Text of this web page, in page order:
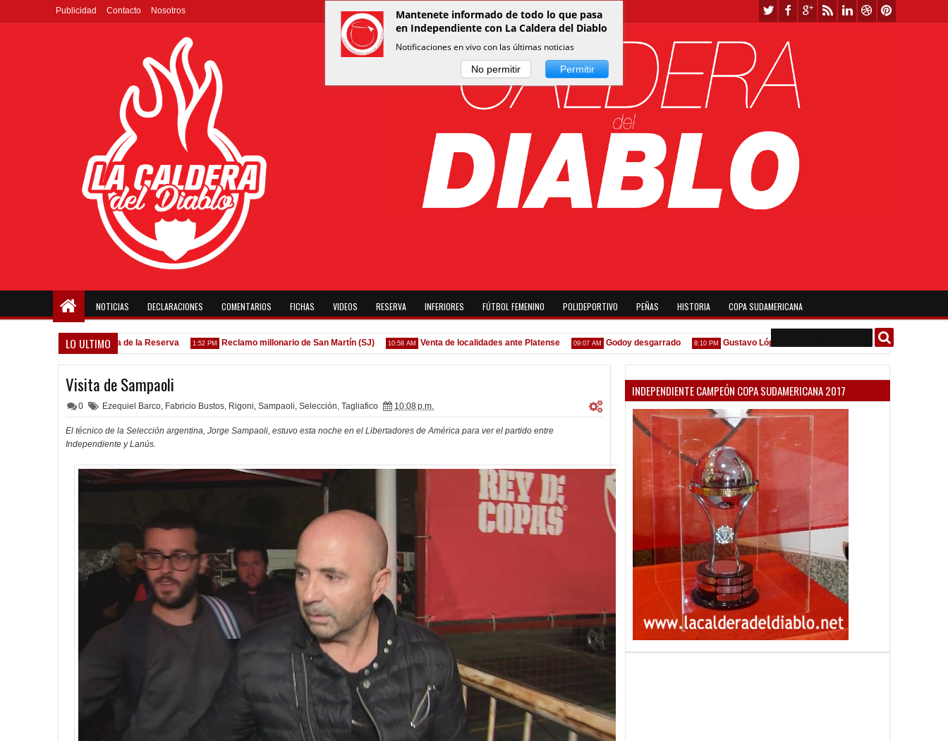
Publicidad Contacto Nosotros
NOTICIAS DECLARACIONES COMENTARIOS FICHAS VIDEOS RESERVA INFERIORES FÚTBOL FEMENINO POLIDEPORTIVO PEÑAS HISTORIA COPA SUDAMERICANA
LO ULTIMO
Goleada histórica de la Reserva 1:52 PM Reclamo millonario de San Martín (SJ) 10:58 AM Venta de localidades ante Platense 09:07 AM Godoy desgarrado 8:10 PM Gustavo López: "La diferencia entre Vélez e Independiente
Visita de Sampaoli
0 Ezequiel Barco, Fabricio Bustos, Rigoni, Sampaoli, Selección, Tagliafico 10:08 p.m.
El técnico de la Selección argentina, Jorge Sampaoli, estuvo esta noche en el Libertadores de América para ver el partido entre
Independiente y Lanús.
INDEPENDIENTE CAMPEÓN COPA SUDAMERICANA 2017
Mantenete informado de todo lo que pasa
en Independiente con La Caldera del Diablo
Notificaciones en vivo con las últimas noticias
No permitir Permitir